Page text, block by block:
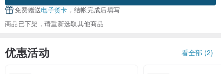
免费赠送电子贺卡 ，结帐完成后填写
商品已下架，请重新选取其他商品
优惠活动 看全部 (2)